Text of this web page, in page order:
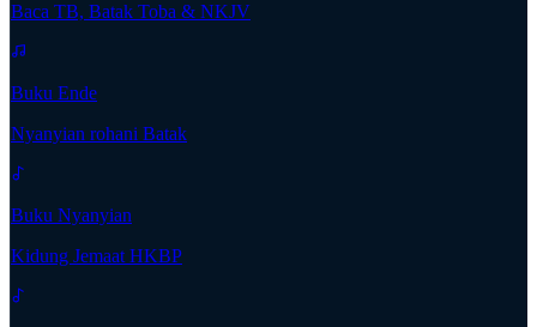
Baca TB, Batak Toba & NKJV
Buku Ende
Nyanyian rohani Batak
Buku Nyanyian
Kidung Jemaat HKBP